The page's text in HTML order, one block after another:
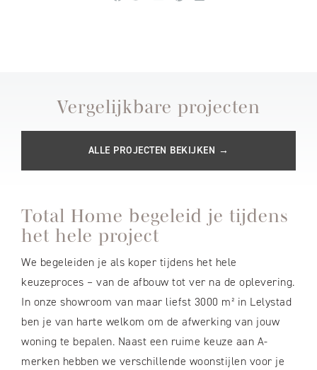
Vergelijkbare projecten
ALLE PROJECTEN BEKIJKEN →
Total Home begeleid je tijdens
het hele project
We begeleiden je als koper tijdens het hele
keuzeproces – van de afbouw tot ver na de oplevering.
In onze showroom van maar liefst 3000 m² in Lelystad
ben je van harte welkom om de afwerking van jouw
woning te bepalen. Naast een ruime keuze aan A-
merken hebben we verschillende woonstijlen voor je